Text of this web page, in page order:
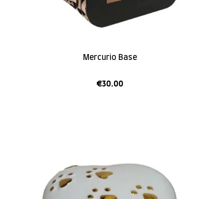
Mercurio Base
€30.00